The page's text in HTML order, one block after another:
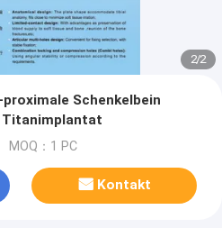
2/2
Schenkelbein
Titanimplantat
MOQ：1 PC
Kontakt